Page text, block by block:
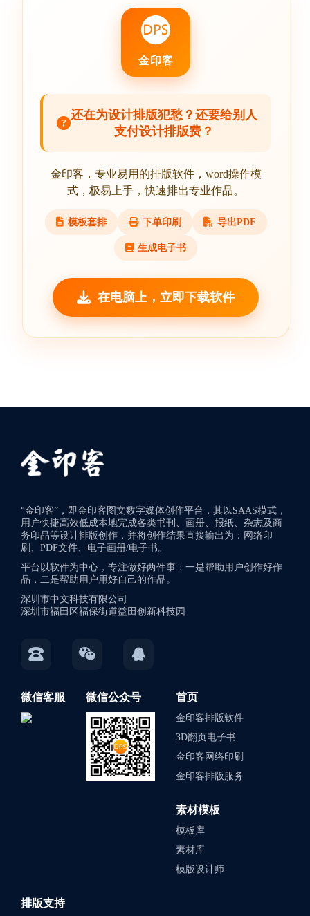
金印客
还在为设计排版犯愁？还要给别人
支付设计排版费？
金印客，专业易用的排版软件，word操作模
式，极易上手，快速排出专业作品。
模板套排 下单印刷 导出PDF
生成电子书
在电脑上，立即下载软件
“金印客”，即金印客图文数字媒体创作平台，其以SAAS模式，
用户快捷高效低成本地完成各类书刊、画册、报纸、杂志及商
务印品等设计排版创作，并将创作结果直接输出为：网络印
刷、PDF文件、电子画册/电子书。
平台以软件为中心，专注做好两件事：一是帮助用户创作好作
品，二是帮助用户用好自己的作品。
深圳市中文科技有限公司
深圳市福田区福保街道益田创新科技园
微信客服 微信公众号 首页
金印客排版软件
3D翻页电子书
金印客网络印刷
金印客排版服务
素材模板
模板库
素材库
模版设计师
排版支持